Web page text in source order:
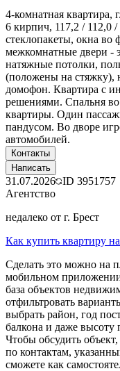
4-комнатная квартира,
6 кирпич, 117,2 / 112,0 /
стеклопакеты, окна во
межкомнатные двери -
натяжные потолки,
(положены на стяжку),
домофон. Квартира с
решениями. Спальня
квартиры. Один
пандусом. Во дворе
автомобилей.
Контакты
Написать
31.07.2026 ID 3951757
Агентство
недалеко от г. Брест
Как купить квартиру
Сделать это можно на
мобильном
база объектов
отфильтровать
выбрать район, год
балкона и даже высоту
Чтобы обсудить
по контактам,
сможете как